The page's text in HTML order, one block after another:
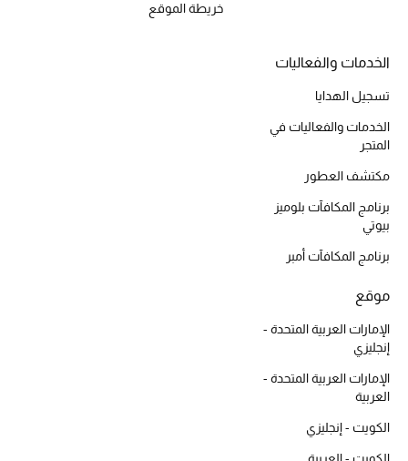
المكياج
مستحضرات العناية
مستحضرات الاستحمام والعناية بالجسم
الجمال في بلوميز
هدايا
خريطة الموقع
الخدمات والفعاليات
تسجيل الهدايا
الخدمات والفعاليات في
المتجر
مكتشف العطور
برنامج المكافآت بلوميز
بيوتي
برنامج المكافآت أمبر
موقع
الإمارات العربية المتحدة -
إنجليزي
الإمارات العربية المتحدة -
العربية
الكويت - إنجليزي